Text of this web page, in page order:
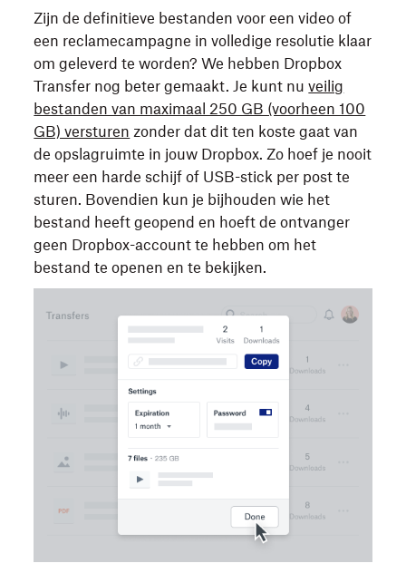
Zijn de definitieve bestanden voor een video of
een reclamecampagne in volledige resolutie klaar
om geleverd te worden? We hebben Dropbox
Transfer nog beter gemaakt. Je kunt nuveilig
bestanden van maximaal 250 GB (voorheen 100
GB) versturen zonder dat dit ten koste gaat van
de opslagruimte in jouw Dropbox. Zo hoef je nooit
meer een harde schijf of USB-stick per post te
sturen. Bovendien kun je bijhouden wie het
bestand heeft geopend en hoeft de ontvanger
geen Dropbox-account te hebben om het
bestand te openen en te bekijken.